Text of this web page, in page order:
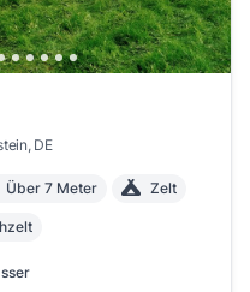
, DE
Über 7 Meter Zelt